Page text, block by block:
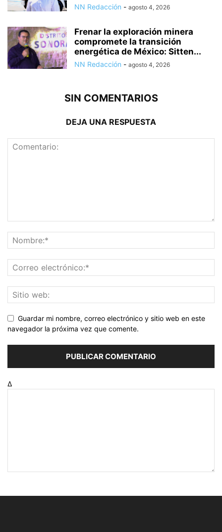
NN Redacción - agosto 4, 2026
Frenar la exploración minera
compromete la transición
energética de México: Sitten...
NN Redacción - agosto 4, 2026
SIN COMENTARIOS
DEJA UNA RESPUESTA
Guardar mi nombre, correo electrónico y sitio web en este
navegador la próxima vez que comente.
Δ